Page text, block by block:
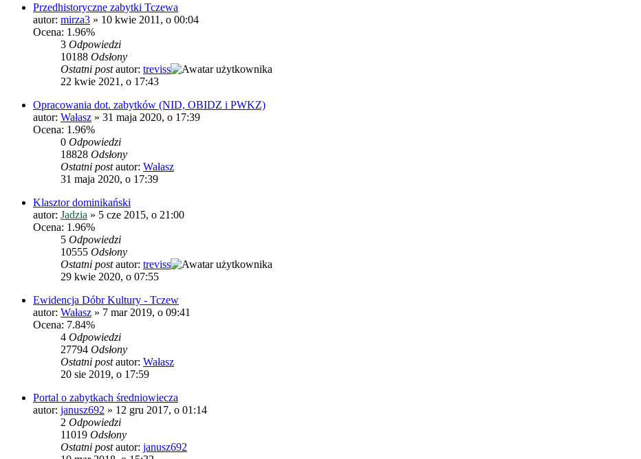
Przedhistoryczne zabytki Tczewa
autor: mirza3 » 10 kwie 2011, o 00:04
Ocena: 1.96%
3 Odpowiedzi
10188 Odsłony
Ostatni postautor: treviss
22 kwie 2021, o 17:43
Opracowania dot. zabytków (NID, OBIDZ i PWKZ)
autor: Wałasz » 31 maja 2020, o 17:39
Ocena: 1.96%
0 Odpowiedzi
18828 Odsłony
Ostatni postautor: Wałasz
31 maja 2020, o 17:39
Klasztor dominikański
autor: Jadzia » 5 cze 2015, o 21:00
Ocena: 1.96%
5 Odpowiedzi
10555 Odsłony
Ostatni postautor: treviss
29 kwie 2020, o 07:55
Ewidencja Dóbr Kultury - Tczew
autor: Wałasz » 7 mar 2019, o 09:41
Ocena: 7.84%
4 Odpowiedzi
27794 Odsłony
Ostatni postautor: Wałasz
20 sie 2019, o 17:59
Portal o zabytkach średniowiecza
autor: janusz692 » 12 gru 2017, o 01:14
2 Odpowiedzi
11019 Odsłony
Ostatni postautor: janusz692